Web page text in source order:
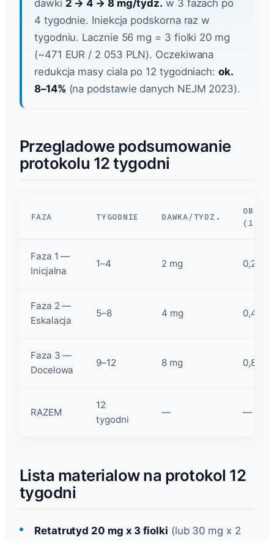
dawki 2 → 4 → 8 mg/tydz. w 3 fazach po
4 tygodnie. Iniekcja podskorna raz w
tygodniu. Lacznie 56 mg = 3 fiolki 20 mg
(~471 EUR / 2 053 PLN). Oczekiwana
redukcja masy ciala po 12 tygodniach: ok.
8–14% (na podstawie danych NEJM 2023).
Przegladowe podsumowanie
protokolu 12 tygodni
FAZA TYGODNIE DAWKA/TYDZ.
Faza 1 —
Inicjalna
1–4 2 mg 0,20
Faza 2 —
Eskalacja
5–8 4 mg 0,40
Faza 3 —
Docelowa
9–12 8 mg 0,80
RAZEM
12
tygodni
— —
Lista materialow na protokol 12
tygodni
Retatrutyd 20 mg x 3 fiolki (lub 30 mg x 2